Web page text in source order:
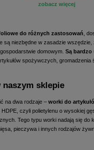
zobacz więcej
do różnych zastosowań ,
są niezbędne w zasadzie wszędzie,
domowym. Są bardzo
spożywczych, gromadzenia
sklepie
na dwa rodzaje – worki do
HDPE, czyli polietylenu o wysokiej
Tego typu worki nadają się do
pieczywa i innych rodzajów